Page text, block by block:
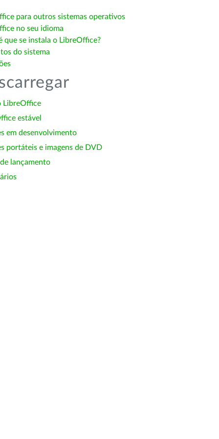
para outros sistemas operativos
no seu idioma
que se instala o LibreOffice?
do sistema
LibreOffice
estável
em desenvolvimento
portáteis e imagens de DVD
lançamento